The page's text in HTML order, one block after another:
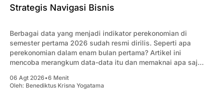
Strategis Navigasi Bisnis
Berbagai data yang menjadi indikator perekonomian di
semester pertama 2026 sudah resmi dirilis. Seperti apa
perekonomian dalam enam bulan pertama? Artikel ini
mencoba merangkum data-data itu dan memaknai apa saja
06 Agt 2026•6 Menit
Oleh: Benediktus Krisna Yogatama